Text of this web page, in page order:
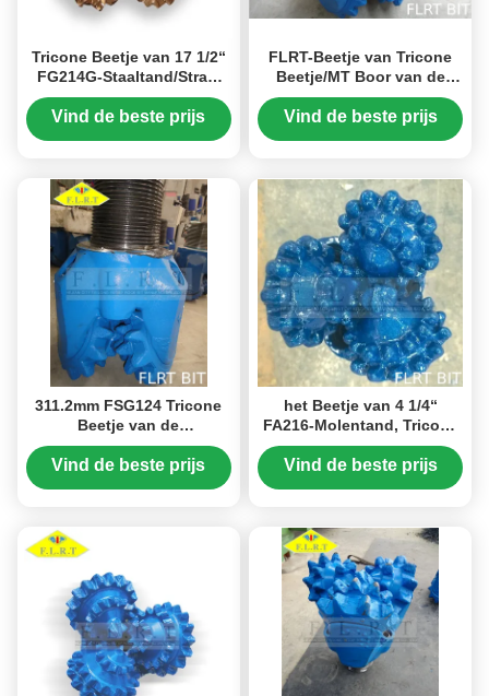
Tricone Beetje van 17 1/2“
FG214G-Staaltand/Straal
Goedgekeurde
Boorbeetjes ISO 9001
Vind de beste prijs
FLRT-Beetje van Tricone
Beetje/MT Boor van de
Staaltand 311.2mm FSA124
met Verzegeld Rollager
Vind de beste prijs
311.2mm FSG124 Tricone
Beetje van de
Staaltand/Roterend
Boringsbeetje met Rubber
Vind de beste prijs
het Beetje van 4 1/4“
FA216-Molentand, Tricone
Boorbeetje met Verzegeld
Halsblok
Vind de beste prijs